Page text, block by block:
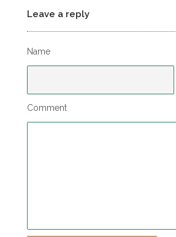
Leave a reply
Name
Comment